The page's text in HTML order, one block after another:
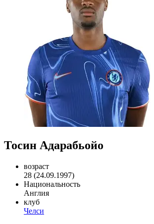
Тосин Адарабьойо
возраст
28 (24.09.1997)
Национальность
Англия
клуб
Челси